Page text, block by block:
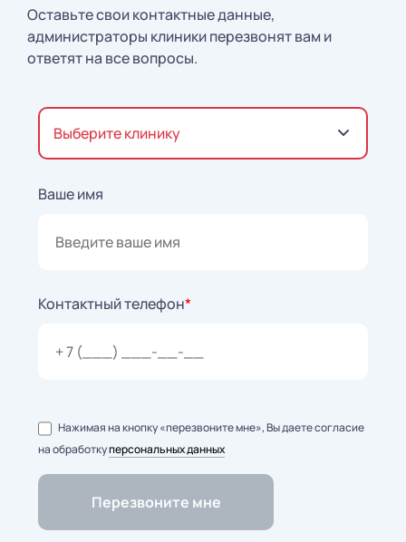
Оставьте свои контактные данные,
администраторы клиники перезвонят вам и
ответят на все вопросы.
Выберите клинику
Ваше имя
Контактный телефон*
Нажимая на кнопку «перезвоните мне», Вы даете согласие
на обработкуперсональных данных